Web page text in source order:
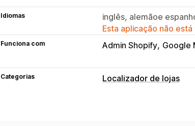
Idiomas
inglês, alemãoe
Esta aplicação não
Funciona com Admin Shopify Google
Categorias Localizador de lojas